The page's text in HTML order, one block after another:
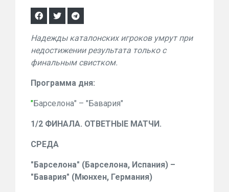
Надежды каталонских игроков умрут при
недостижении результата только с
финальным свистком.
Программа дня:
"Барселона" – "Бавария"
1/2 ФИНАЛА. ОТВЕТНЫЕ МАТЧИ.
СРЕДА
"Барселона" (Барселона, Испания) –
"Бавария" (Мюнхен, Германия)